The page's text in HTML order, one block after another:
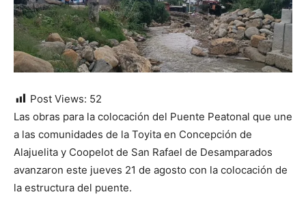
Post Views: 52
Las obras para la colocación del Puente Peatonal que une
a las comunidades de la Toyita en Concepción de
Alajuelita y Coopelot de San Rafael de Desamparados
avanzaron este jueves 21 de agosto con la colocación de
la estructura del puente.